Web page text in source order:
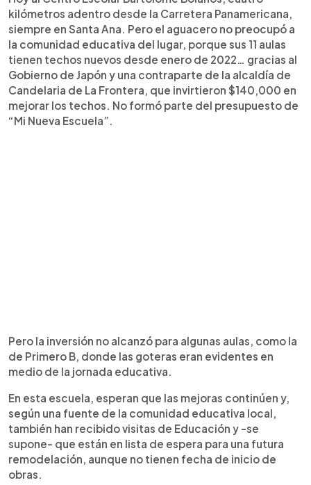
kilómetros adentro desde la Carretera Panamericana,
siempre en Santa Ana. Pero el aguacero no preocupó a
la comunidad educativa del lugar, porque sus 11 aulas
tienen techos nuevos desde enero de 2022… gracias al
Gobierno de Japón y una contraparte de la alcaldía de
Candelaria de La Frontera, que invirtieron $140,000 en
mejorar los techos. No formó parte del presupuesto de
“Mi Nueva Escuela”.
Pero la inversión no alcanzó para algunas aulas, como la
de Primero B, donde las goteras eran evidentes en
medio de la jornada educativa.
En esta escuela, esperan que las mejoras continúen y,
según una fuente de la comunidad educativa local,
también han recibido visitas de Educación y -se
supone- que están en lista de espera para una futura
remodelación, aunque no tienen fecha de inicio de
obras.